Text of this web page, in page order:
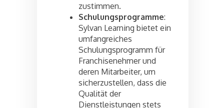
zustimmen.
Schulungsprogramme:
Sylvan Learning bietet ein
umfangreiches
Schulungsprogramm für
Franchisenehmer und
deren Mitarbeiter, um
sicherzustellen, dass die
Qualität der
Dienstleistungen stets